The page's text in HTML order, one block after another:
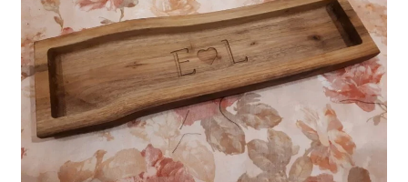
Moje konto